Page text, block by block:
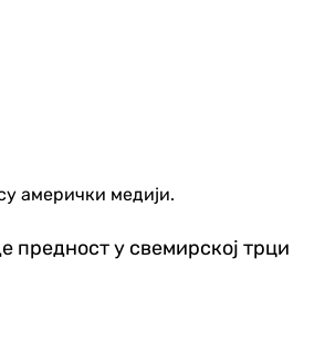
амерички медији.
у свемирској трци